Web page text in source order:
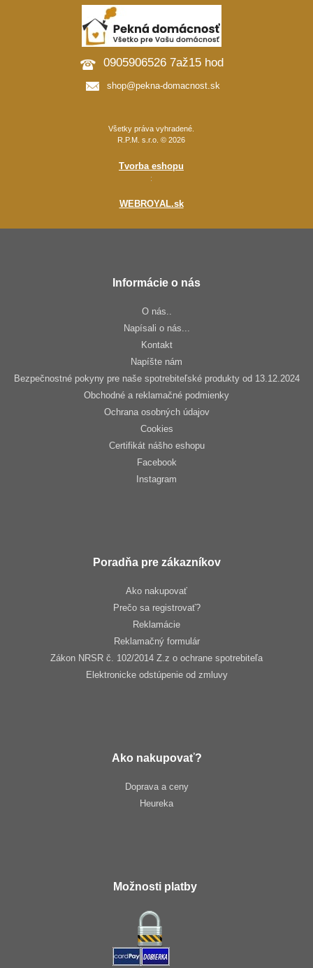
0905906526 7až15 hod
shop@pekna-domacnost.sk
Všetky práva vyhradené.
R.P.M. s.r.o. © 2026
Tvorba eshopu
:
WEBROYAL.sk
Informácie o nás
O nás..
Napísali o nás...
Kontakt
Napíšte nám
Bezpečnostné pokyny pre naše spotrebiteľské produkty od 13.12.2024
Obchodné a reklamačné podmienky
Ochrana osobných údajov
Cookies
Certifikát nášho eshopu
Facebook
Instagram
Poradňa pre zákazníkov
Ako nakupovať
Prečo sa registrovať?
Reklamácie
Reklamačný formulár
Zákon NRSR č. 102/2014 Z.z o ochrane spotrebiteľa
Elektronicke odstúpenie od zmluvy
Ako nakupovať?
Doprava a ceny
Heureka
Možnosti platby